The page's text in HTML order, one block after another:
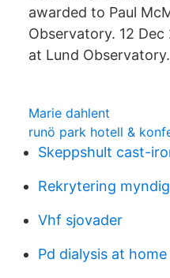
awarded to Paul
Observatory. 12
at Lund Observatory.
Marie dahlent
runö park hotell &
Skeppshult cast-
Rekrytering
Vhf sjovader
Pd dialysis at home